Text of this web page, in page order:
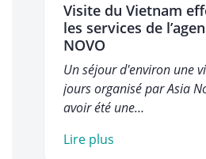
Visite du Vietnam
les services de
NOVO
Un séjour d'environ une
jours organisé par Asia
avoir été une…
Lire plus